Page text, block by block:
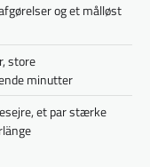
og et målløst
store
minutter
et par stærke